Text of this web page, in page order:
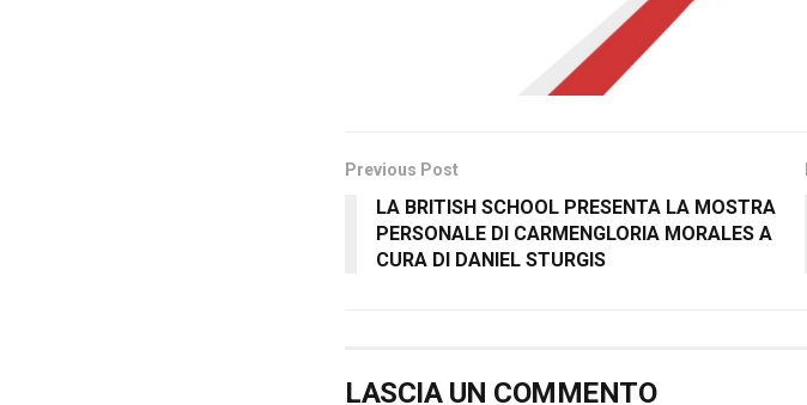
Previous Post
LA BRITISH SCHOOL PRESENTA LA MOSTRA
PERSONALE DI CARMENGLORIA MORALES A
CURA DI DANIEL STURGIS
LASCIA UN COMMENTO